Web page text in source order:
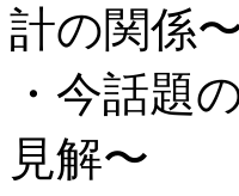
計の関係
・今話題
見解〜